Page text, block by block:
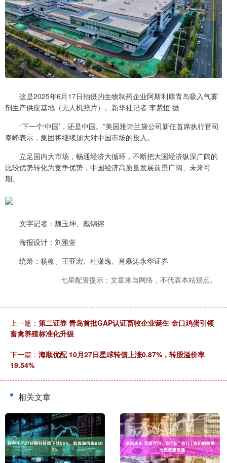
这是2025年6月17日拍摄的生物制药企业阿斯利康青岛吸入气雾
剂生产供应基地（无人机照片）。新华社记者 李紫恒 摄
“下一个‘中国’，还是中国。”美国雅诗兰黛公司新任首席执行官司
泰峰表示，集团将继续加大对中国市场的投入。
立足国内大市场，畅通经济大循环，不断把大国经济纵深广阔的
比较优势转化为竞争优势，中国经济高质量发展前景广阔、未来可
期。
文字记者：魏玉坤、戴锦镕
海报设计：刘雅萱
统筹：杨柳、王亚宏、杜潇逸、肖磊涛永华证券
七星配资提示：文章来自网络，不代表本站观点。
上一篇： 第二证券 青岛首批GAP认证畜牧企业诞生 金口鸡蛋引领
畜禽养殖标准化升级
下一篇： 海顺优配 10月27日星球转债上涨0.87%，转股溢价率
19.54%
相关文章